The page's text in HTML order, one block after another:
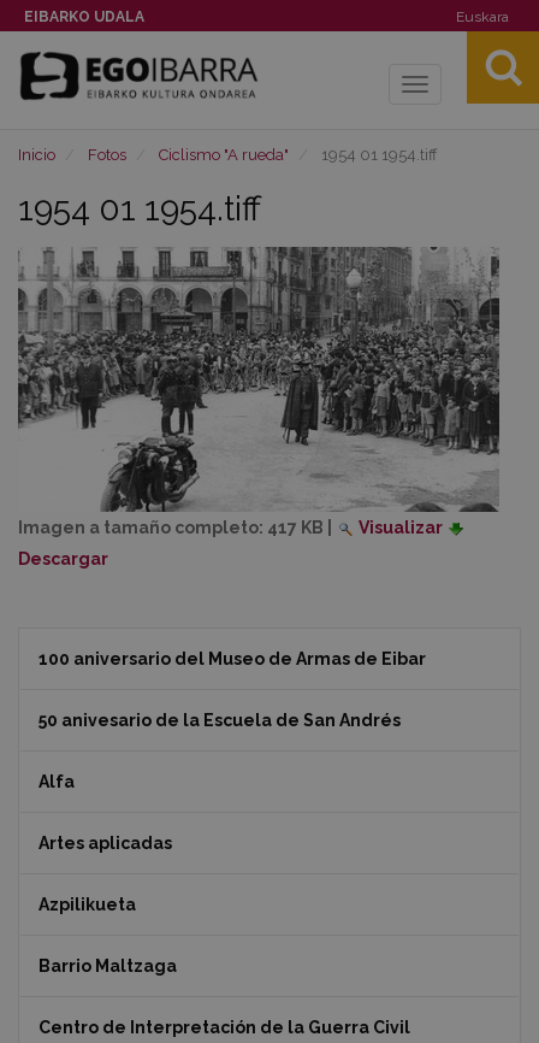
EIBARKO UDALA Euskara
Toggle
Inicio Fotos Ciclismo "A rueda" 1954 01 1954.tiff
1954 01 1954.tiff
Imagen a tamaño completo: 417 KB
Visualizar
Descargar
100 aniversario del Museo de Armas de Eibar
50 anivesario de la Escuela de San Andrés
Alfa
Artes aplicadas
Azpilikueta
Barrio Maltzaga
Centro de Interpretación de la Guerra Civil